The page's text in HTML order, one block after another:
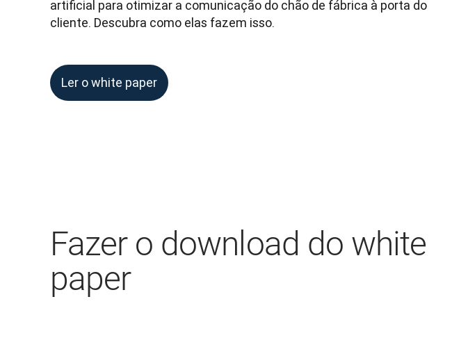
artificial para otimizar a comunicação do chão de fábrica à porta do
cliente. Descubra como elas fazem isso.
Ler o white paper
Fazer o download do white
paper